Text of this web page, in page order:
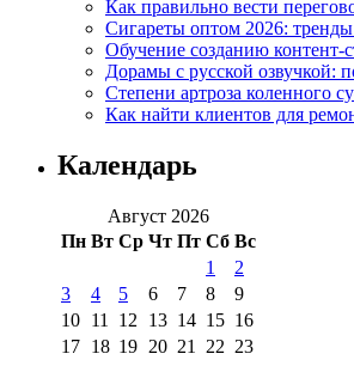
Как правильно вести
Сигареты оптом 2026:
Обучение созданию контент-
Дорамы с русской озвучкой:
Степени артроза коленного
Как найти клиентов для
Календарь
Август 2026
Пн Вт Ср Чт Пт Сб Вс
1
2
3
4 5 6 7 8
9
10 11 12 13 14 15 16
17 18 19 20 21 22 23